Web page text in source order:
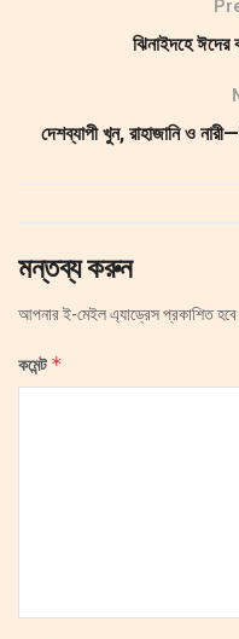
ঝিনাইদহে ঈদের
দেশব্যাপী খুন, রাহাজানি ও
মন্তব্য করুন
আপনার ই-মেইল এ্যাড্রেস প্রকাশিত হবে
কমেন্ট*